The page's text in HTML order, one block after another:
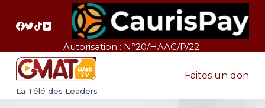
a
Autorisation : N°20/HAAC/P/22
La Télé des Leaders
Faites un don